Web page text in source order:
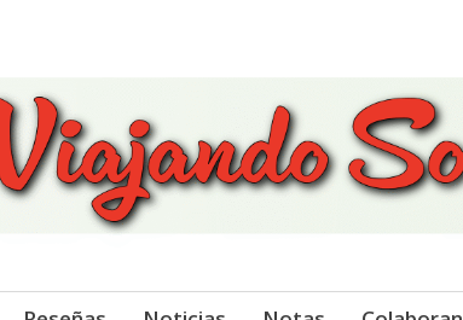
Viajando Sobre Libros